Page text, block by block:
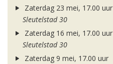
Zaterdag 23 mei, 17.00 uur
Sleutelstad 30
Zaterdag 16 mei, 17.00 uur
Sleutelstad 30
Zaterdag 9 mei, 17.00 uur